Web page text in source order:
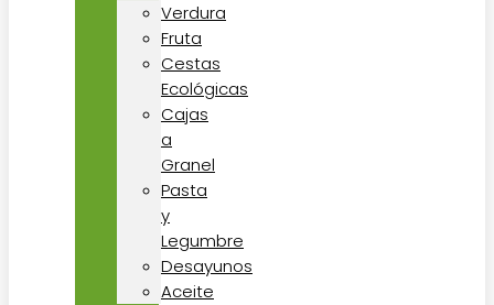
Verdura
Fruta
Cestas
Ecológicas
Cajas
a
Granel
Pasta
y
Legumbre
Desayunos
Aceite